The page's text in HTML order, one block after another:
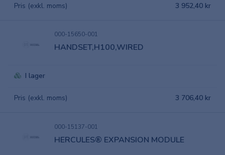
Pris (exkl. moms) 3 952,40 kr
000-15650-001
HANDSET,H100,WIRED
I lager
Pris (exkl. moms) 3 706,40 kr
000-15137-001
HERCULES® EXPANSION MODULE